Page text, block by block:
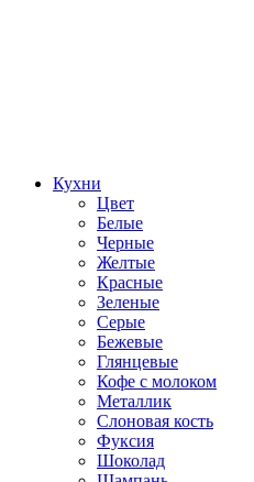
Кухни
Цвет
Белые
Черные
Желтые
Красные
Зеленые
Серые
Бежевые
Глянцевые
Кофе с молоком
Металлик
Слоновая кость
Фуксия
Шоколад